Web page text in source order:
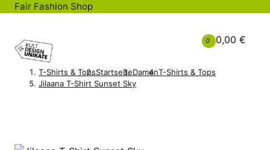
Fair Fashion Shop
0 0,00 €
T-Shirts & TopsStartseiteDamenT-Shirts & Tops
Jilaana T-Shirt Sunset Sky